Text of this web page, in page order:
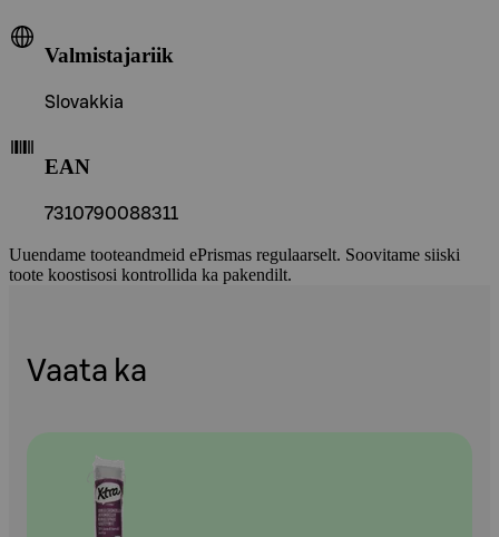
Valmistajariik
Slovakkia
EAN
7310790088311
Uuendame tooteandmeid ePrismas regulaarselt. Soovitame siiski
toote koostisosi kontrollida ka pakendilt.
Vaata ka